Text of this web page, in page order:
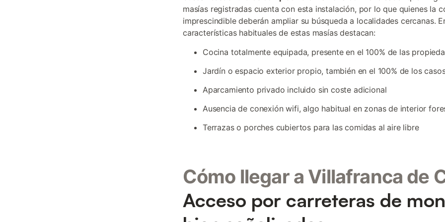
masías registradas cuenta con esta instalación, por lo que quienes la
imprescindible deberán ampliar su búsqueda a localidades cercanas.
características habituales de estas masías destacan:
Cocina totalmente equipada, presente en el 100% de las
Jardín o espacio exterior propio, también en el 100% de los
Aparcamiento privado incluido sin coste adicional
Ausencia de conexión wifi, algo habitual en zonas de interior
Terrazas o porches cubiertos para las comidas al aire libre
Cómo llegar a Villafranca de
Acceso por carreteras de